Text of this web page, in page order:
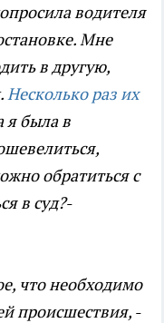
водителя
Мне
в другую,
Несколько раз их
я была в
обратиться с
в суд?-
что необходимо
происшествия, -